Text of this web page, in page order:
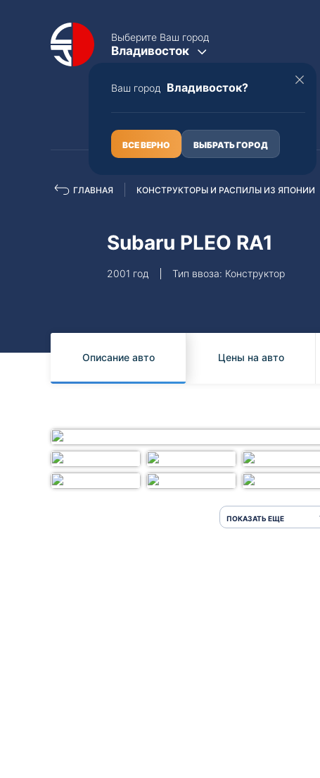
Выберите Ваш город
Владивосток
Ваш город Владивосток?
ВСЕ ВЕРНО ВЫБРАТЬ ГОРОД
Полная пошлина
Subaru
ГЛАВНАЯ КОНСТРУКТОРЫ И РАСПИЛЫ ИЗ ЯПОНИИ
Subaru PLEO RA1
2001 год Тип ввоза: Конструктор
Описание авто Цены на авто
ПОКАЗАТЬ ЕЩЕ